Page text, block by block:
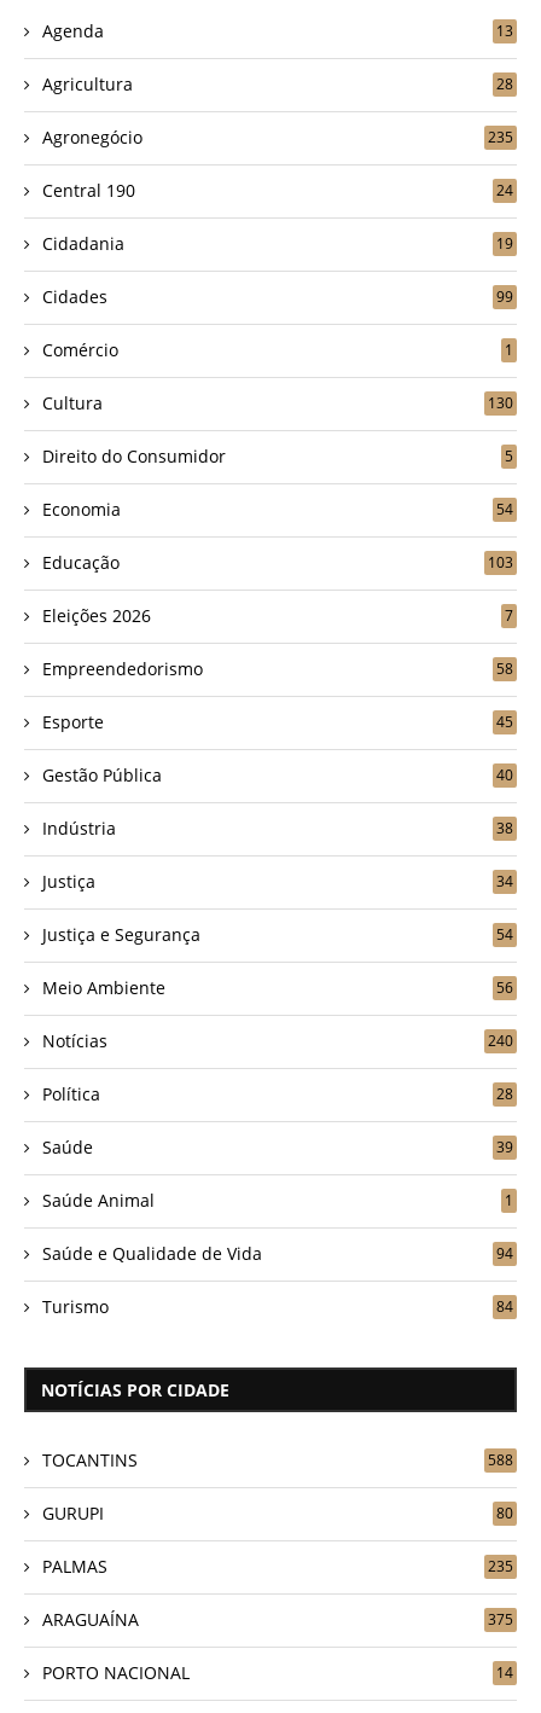
Agenda 13
Agricultura 28
Agronegócio 235
Central 190 24
Cidadania 19
Cidades 99
Comércio 1
Cultura 130
Direito do Consumidor 5
Economia 54
Educação 103
Eleições 2026 7
Empreendedorismo 58
Esporte 45
Gestão Pública 40
Indústria 38
Justiça 34
Justiça e Segurança 54
Meio Ambiente 56
Notícias 240
Política 28
Saúde 39
Saúde Animal 1
Saúde e Qualidade de Vida 94
Turismo 84
NOTÍCIAS POR CIDADE
TOCANTINS 588
GURUPI 80
PALMAS 235
ARAGUAÍNA 375
PORTO NACIONAL 14